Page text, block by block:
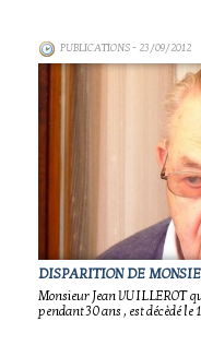
PUBLICATIONS- 23/09/2012
DISPARITION DE
Monsieur Jean VUILLEROT
pendant 30 ans , est décèdé le